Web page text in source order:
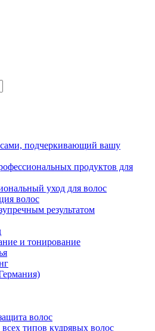
подчеркивающий вашу
продуктов для
уход для волос
волос
результатом
и тонирование
волос
типов кудрявых волос